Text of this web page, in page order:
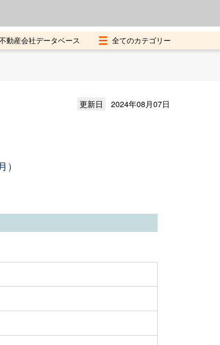
動産会社データベース
更新日 2024年08月07日